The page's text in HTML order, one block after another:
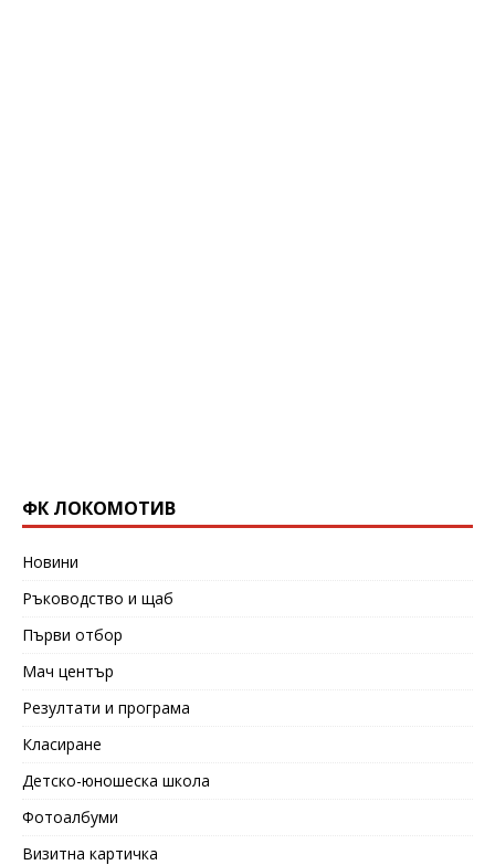
ФК ЛОКОМОТИВ
Новини
Ръководство и щаб
Първи отбор
Мач център
Резултати и програма
Класиране
Детско-юношеска школа
Фотоалбуми
Визитна картичка